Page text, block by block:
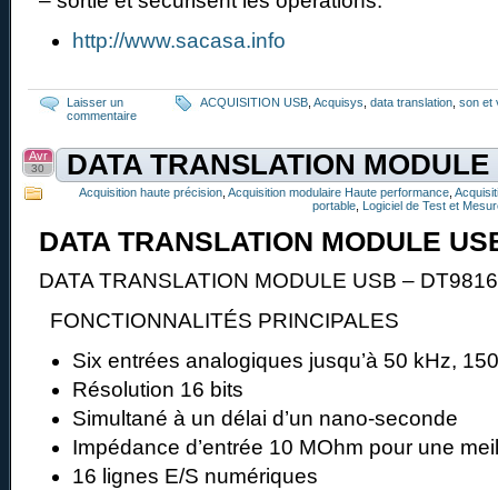
http://www.sacasa.info
Laisser un
commentaire
ACQUISITION USB, Acquisys, data translation, son et
DATA TRANSLATION MODULE
Avr
30
Acquisition haute précision, Acquisition modulaire Haute performance,
portable, Logiciel de Test et
DATA TRANSLATION MODULE
DATA TRANSLATION MODULE USB – DT9816
FONCTIONNALITÉS PRINCIPALES
Six entrées analogiques jusqu’à 50 kHz,
Résolution 16 bits
Simultané à un délai d’un nano-seconde
Impédance d’entrée 10 MOhm pour une
16 lignes E/S numériques